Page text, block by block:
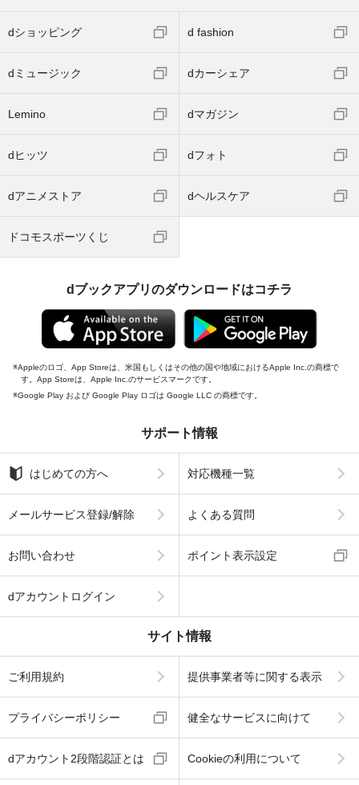
dショッピング d fashion
dミュージック dカーシェア
Lemino dマガジン
dヒッツ dフォト
dアニメストア dヘルスケア
ドコモスポーツくじ
dブックアプリのダウンロードはコチラ
Appleのロゴ、App Storeは、米国もしくはその他の国や地域におけるApple Inc.の商標で
す。App Storeは、Apple Inc.のサービスマークです。
Google Play および Google Play ロゴは Google LLC の商標です。
サポート情報
はじめての方へ 対応機種一覧
メールサービス登録/解除 よくある質問
お問い合わせ ポイント表示設定
dアカウントログイン
サイト情報
ご利用規約 提供事業者等に関する表示
プライバシーポリシー 健全なサービスに向けて
dアカウント2段階認証とは Cookieの利用について